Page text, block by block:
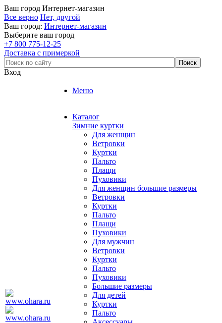
Ваш город Интернет-магазин
Все верно Нет, другой
Ваш город: Интернет-магазин
Выберите ваш город
+7 800 775-12-25
Доставка с примеркой
Вход
Меню
Каталог
Зимние куртки
Для женщин
Ветровки
Куртки
Пальто
Плащи
Пуховики
Для женщин большие размеры
Ветровки
Куртки
Пальто
Плащи
Пуховики
Для мужчин
Ветровки
Куртки
Пальто
Пуховики
Большие размеры
Для детей
Куртки
Пальто